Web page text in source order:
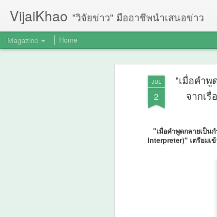
JUL
2
"เมื่อคำพู
จากเรื่
"เมื่อคำพูดกลายเป็
Interpreter)" เตรียมเ
VijaiKhao "วิจัยข่าว" มืออาชีพนำเสนอข่าว
Magazine Home